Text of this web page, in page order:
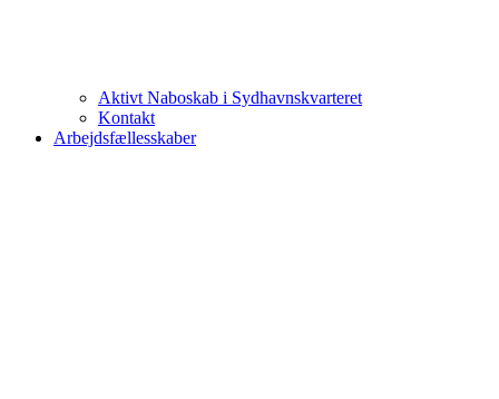
Aktivt Naboskab i Sydhavnskvarteret
Kontakt
Arbejdsfællesskaber